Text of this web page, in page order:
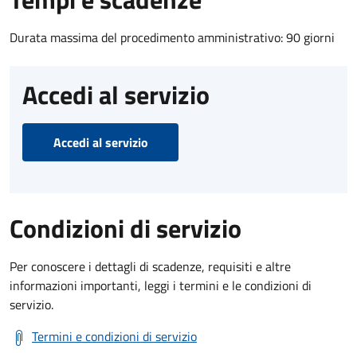
Durata massima del procedimento amministrativo: 90 giorni
Accedi al servizio
Accedi al servizio
Condizioni di servizio
Per conoscere i dettagli di scadenze, requisiti e altre
informazioni importanti, leggi i termini e le condizioni di
servizio.
Termini e condizioni di servizio